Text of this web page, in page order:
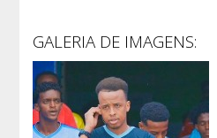
GALERIA DE IMAGENS: